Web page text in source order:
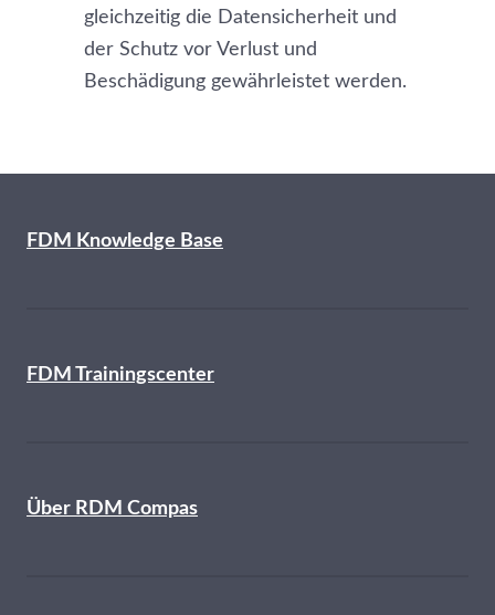
gleichzeitig die Datensicherheit und
der Schutz vor Verlust und
Beschädigung gewährleistet werden.
FDM Knowledge Base
FDM Trainingscenter
Über RDM Compas